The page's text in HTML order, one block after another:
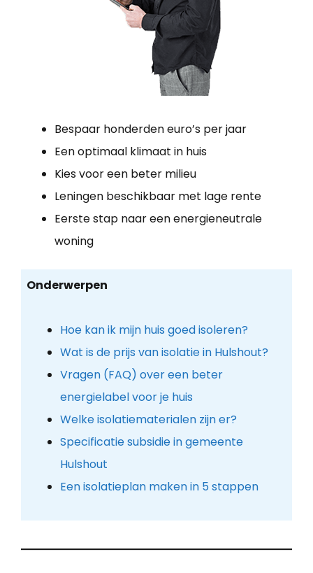
Bespaar honderden euro’s per jaar
Een optimaal klimaat in huis
Kies voor een beter milieu
Leningen beschikbaar met lage rente
Eerste stap naar een energieneutrale
woning
Onderwerpen
Hoe kan ik mijn huis goed isoleren?
Wat is de prijs van isolatie in Hulshout?
Vragen (FAQ) over een beter
energielabel voor je huis
Welke isolatiematerialen zijn er?
Specificatie subsidie in gemeente
Hulshout
Een isolatieplan maken in 5 stappen